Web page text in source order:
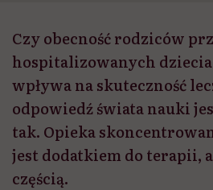
Czy obecność rodziców
hospitalizowanych
wpływa na skuteczność
odpowiedź świata nauki
tak. Opieka
jest dodatkiem do terapii,
częścią.